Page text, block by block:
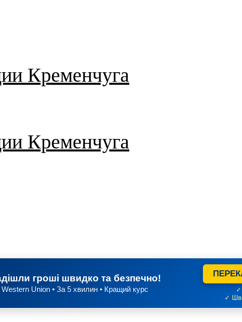
Кременчуга
Кременчуга
гроші швидко та безпечно!
Western Union • За 5 хвилин • Кращий курс
✓
✓